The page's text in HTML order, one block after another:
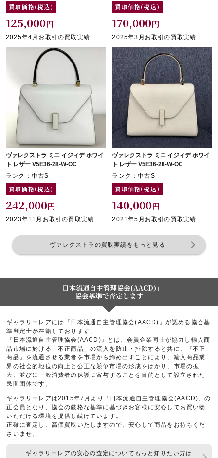
買取価格(税込)
125,000円
2025年4月お取引の買取実績
買取価格(税込)
170,000円
2025年3月お取引の買取実績
ヴァレクストラ ミニ イジィデ ホワイ
ト レザー V5E36-28-W-OC
ランク：中古S
買取価格(税込)
242,000円
2023年11月お取引の買取実績
ヴァレクストラ ミニ イジィデ ホワイ
ト レザー V5E36-28-W-OC
ランク：中古S
買取価格(税込)
140,000円
2021年5月お取引の買取実績
ヴァレクストラの買取実績をもっと見る
「日本流通自主管理協会(AACD)」
協会基準で査定します
ギャラリーレアには『日本流通自主管理協会(AACD)』が認める協会基
準判定士が在籍しております。
『日本流通自主管理協会(AACD)』とは、会員企業同士が協力し輸入商
品市場に於ける「不正商品」の流入を防止・排除すると共に、『不正
商品』を流通させる業者を市場から締め出すことにより、輸入商品業
界の社会的地位の向上と公正な競争市場の形成をはかり、市場の拡
大、並びに一般消費者の保護に寄与することを目的として設立された
民間団体です。
ギャラリーレアは2015年7月より『日本流通自主管理協会(AACD)』の
正会員となり、協会の厳格な基準に基づきお客様に安心してお買い物
いただける環境を提供し続けています。
正確に査定し、高価買取いたしますので、安心して商品をお持ちくだ
さいませ。
ギャラリーレアの安心の査定についてもっと知りたい方は